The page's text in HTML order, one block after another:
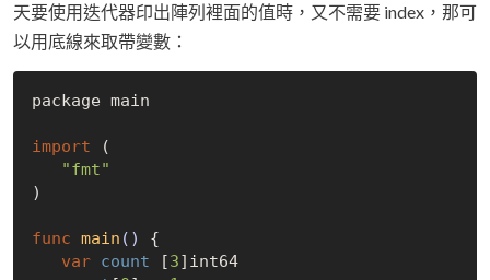
天要使用迭代器印出陣列裡面的值時，又不需要 index，那可
以用底線來取帶變數：
package main
import (
"fmt"
)
func main ()
{
var count [3]int64